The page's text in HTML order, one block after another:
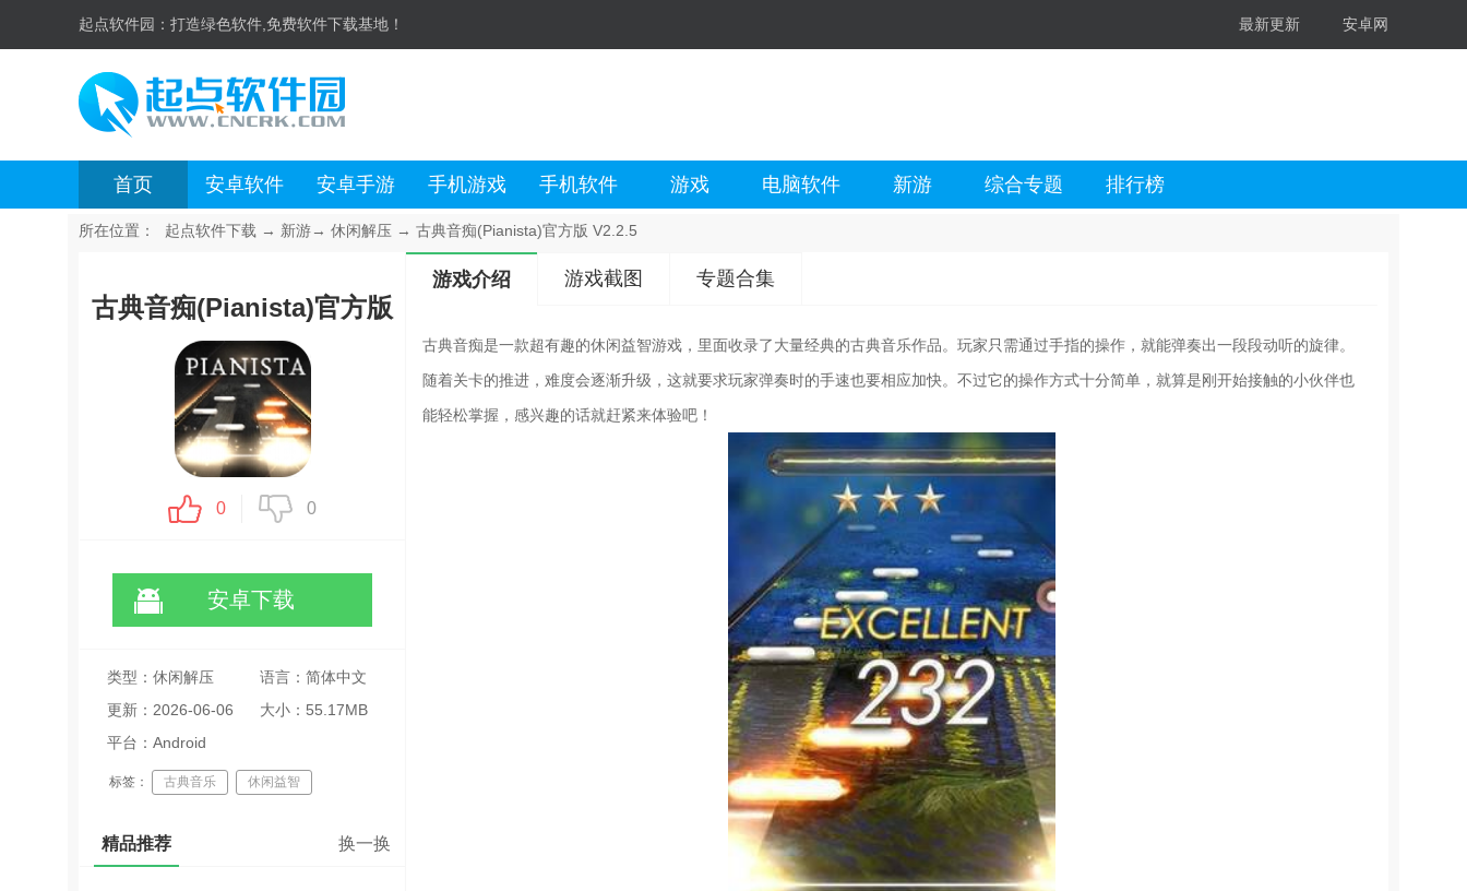
起点软件园： 打造绿色软件,免费软件下载基地！ 最新更新 安卓网
首页 安卓软件 安卓手游 手机游戏 手机软件 游戏 电脑软件 新游 综合专题 排行榜
所在位置： 起点软件下载 → 新游→ 休闲解压 → 古典音痴(Pianista)官方版 V2.2.5
古典音痴(Pianista)官方版
0 0
安卓下载
类型：休闲解压
语言：简体中文
更新：2026-06-06
22:33:21
大小：55.17MB
平台：Android
标签： 古典音乐 休闲益智
精品推荐 换一换
游戏介绍 游戏截图 专题合集
古典音痴是一款超有趣的休闲益智游戏，里面收录了大量经典的古典音乐作品。玩家只需通过手指的操作，就能弹奏出一段段动听的旋律。
随着关卡的推进，难度会逐渐升级，这就要求玩家弹奏时的手速也要相应加快。不过它的操作方式十分简单，就算是刚开始接触的小伙伴也
能轻松掌握，感兴趣的话就赶紧来体验吧！